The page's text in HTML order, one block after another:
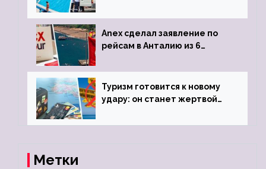
Anex сделал заявление по
рейсам в Анталию из 6
Туризм готовится к новому
удару: он станет жертвой
Метки